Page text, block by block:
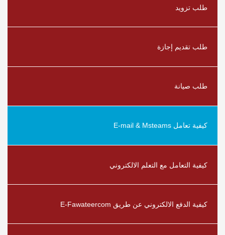
طلب تزويد
طلب تقديم إجازة
طلب صيانة
كيفية تعامل E-mail & Msteams
كيفية التعامل مع التعلم الالكتروني
كيفية الدفع الالكتروني عن طريق E-Fawateercom